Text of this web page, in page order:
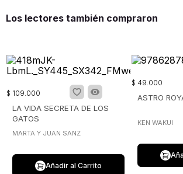
Los lectores también compraron
$ 109.000
LA VIDA SECRETA DE LOS
GATOS
MARTA Y JUAN SANZ
Añadir al Carrito
$ 49.000
ASTRO
KEN WAKUI